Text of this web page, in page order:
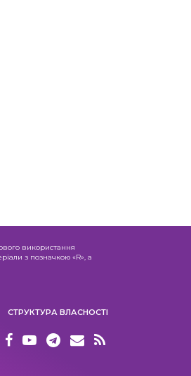
використання
з позначкою «R», а
СТРУКТУРА ВЛАСНОСТІ